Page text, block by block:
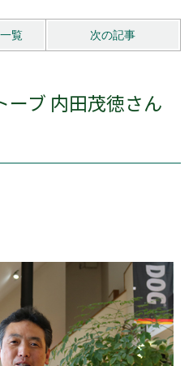
一覧 次の記事
ーブ 内田茂徳さん